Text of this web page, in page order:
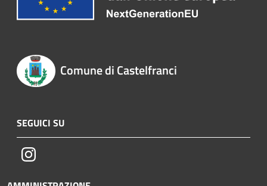
Comune di Castelfranci
SEGUICI SU
Instagram